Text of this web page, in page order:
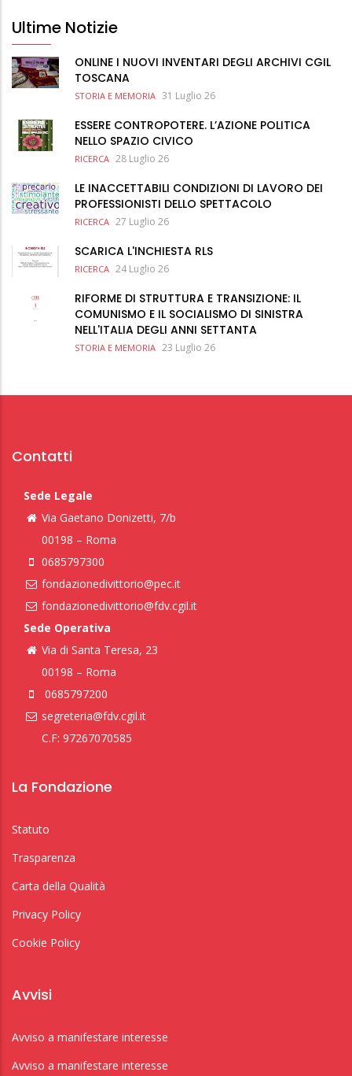
Ultime Notizie
ONLINE I NUOVI INVENTARI DEGLI ARCHIVI CGIL
TOSCANA
STORIA E MEMORIA 31 Luglio 26
ESSERE CONTROPOTERE. L’AZIONE POLITICA
NELLO SPAZIO CIVICO
RICERCA 28 Luglio 26
LE INACCETTABILI CONDIZIONI DI LAVORO DEI
PROFESSIONISTI DELLO SPETTACOLO
RICERCA 27 Luglio 26
SCARICA L'INCHIESTA RLS
RICERCA 24 Luglio 26
RIFORME DI STRUTTURA E TRANSIZIONE: IL
COMUNISMO E IL SOCIALISMO DI SINISTRA
NELL'ITALIA DEGLI ANNI SETTANTA
STORIA E MEMORIA 23 Luglio 26
Contatti
Sede Legale
Via Gaetano Donizetti, 7/b
00198 – Roma
0685797300
fondazionedivittorio@pec.it
fondazionedivittorio@fdv.cgil.it
Sede Operativa
Via di Santa Teresa, 23
00198 – Roma
0685797200
segreteria@fdv.cgil.it
C.F: 97267070585
La Fondazione
Statuto
Trasparenza
Carta della Qualità
Privacy Policy
Cookie Policy
Avvisi
Avviso a manifestare interesse
Avviso a manifestare interesse